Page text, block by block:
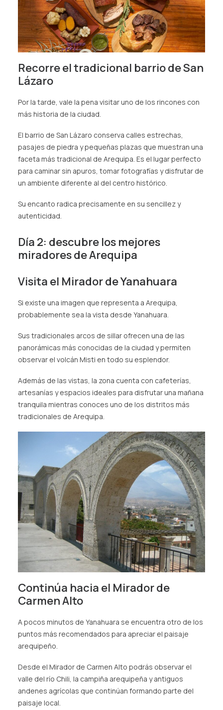
Recorre el tradicional barrio de San
Lázaro
Por la tarde, vale la pena visitar uno de los rincones con
más historia de la ciudad.
El barrio de San Lázaro conserva calles estrechas,
pasajes de piedra y pequeñas plazas que muestran una
faceta más tradicional de Arequipa. Es el lugar perfecto
para caminar sin apuros, tomar fotografías y disfrutar de
un ambiente diferente al del centro histórico.
Su encanto radica precisamente en su sencillez y
autenticidad.
Día 2: descubre los mejores
miradores de Arequipa
Visita el Mirador de Yanahuara
Si existe una imagen que representa a Arequipa,
probablemente sea la vista desde Yanahuara.
Sus tradicionales arcos de sillar ofrecen una de las
panorámicas más conocidas de la ciudad y permiten
observar el volcán Misti en todo su esplendor.
Además de las vistas, la zona cuenta con cafeterías,
artesanías y espacios ideales para disfrutar una mañana
tranquila mientras conoces uno de los distritos más
tradicionales de Arequipa.
Continúa hacia el Mirador de
Carmen Alto
A pocos minutos de Yanahuara se encuentra otro de los
puntos más recomendados para apreciar el paisaje
arequipeño.
Desde el Mirador de Carmen Alto podrás observar el
valle del río Chili, la campiña arequipeña y antiguos
andenes agrícolas que continúan formando parte del
paisaje local.